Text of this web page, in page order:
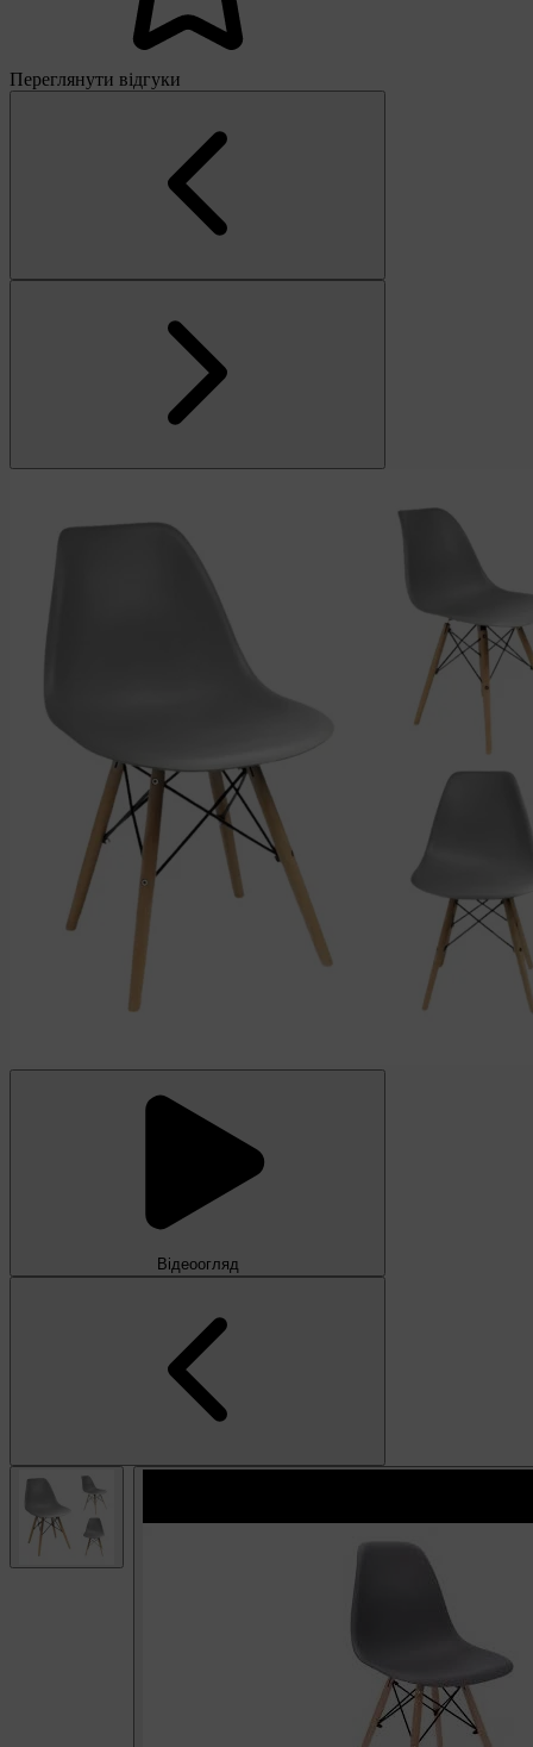
Переглянути відгуки
Відеоогляд